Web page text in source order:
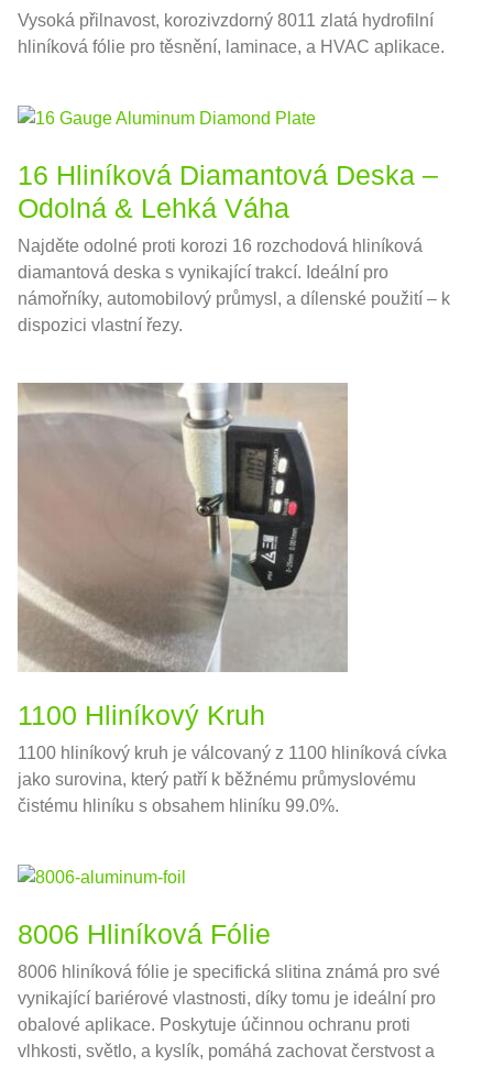
Vysoká přilnavost, korozivzdorný 8011 zlatá hydrofilní
hliníková fólie pro těsnění, laminace, a HVAC aplikace.
16 Hliníková Diamantová Deska –
Odolná & Lehká Váha
Najděte odolné proti korozi 16 rozchodová hliníková
diamantová deska s vynikající trakcí. Ideální pro
námořníky, automobilový průmysl, a dílenské použití – k
dispozici vlastní řezy.
1100 Hliníkový Kruh
1100 hliníkový kruh je válcovaný z 1100 hliníková cívka
jako surovina, který patří k běžnému průmyslovému
čistému hliníku s obsahem hliníku 99.0%.
8006 Hliníková Fólie
8006 hliníková fólie je specifická slitina známá pro své
vynikající bariérové ​​vlastnosti, díky tomu je ideální pro
obalové aplikace. Poskytuje účinnou ochranu proti
vlhkosti, světlo, a kyslík, pomáhá zachovat čerstvost a